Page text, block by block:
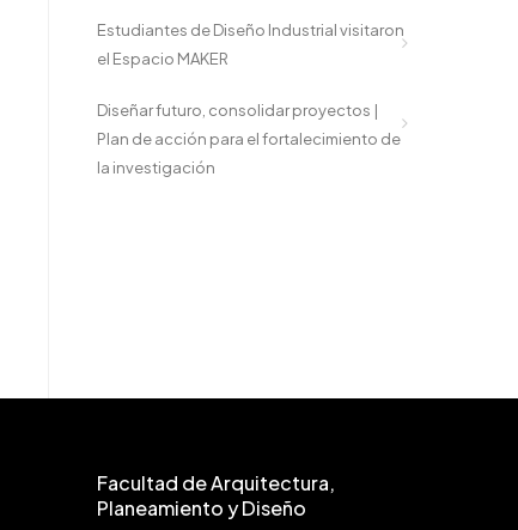
Estudiantes de Diseño Industrial visitaron
el Espacio MAKER
Diseñar futuro, consolidar proyectos |
Plan de acción para el fortalecimiento de
la investigación
Facultad de Arquitectura,
Planeamiento y Diseño